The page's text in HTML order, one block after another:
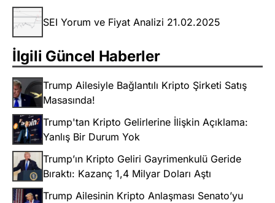
SEI Yorum ve Fiyat Analizi 21.02.2025
İlgili Güncel Haberler
Trump Ailesiyle Bağlantılı Kripto Şirketi Satış
Masasında!
Trump'tan Kripto Gelirlerine İlişkin Açıklama:
Yanlış Bir Durum Yok
Trump’ın Kripto Geliri Gayrimenkulü Geride
Bıraktı: Kazanç 1,4 Milyar Doları Aştı
Trump Ailesinin Kripto Anlaşması Senato’yu